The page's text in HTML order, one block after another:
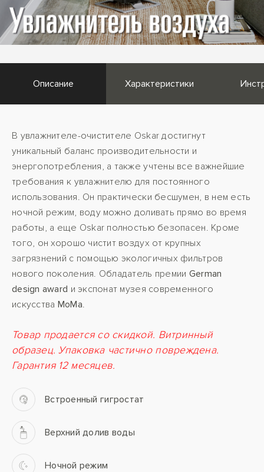
Описание Характеристики
В увлажнителе-очистителе Oskar достигнут
уникальный баланс производительности и
энергопотребления, а также учтены все важнейшие
требования к увлажнителю для постоянного
использования. Он практически бесшумен, в нем есть
ночной режим, воду можно доливать прямо во время
работы, а еще Oskar полностью безопасен. Кроме
того, он хорошо чистит воздух от крупных
загрязнений с помощью экологичных фильтров
нового поколения. Обладатель премии German
design award и экспонат музея современного
искусства MoMa.
Товар продается со скидкой. Витринный
образец. Упаковка частично повреждена.
Гарантия 12 месяцев.
Встроенный гигростат
Верхний долив воды
Ночной режим